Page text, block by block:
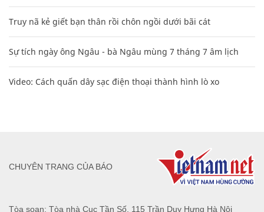
Truy nã kẻ giết bạn thân rồi chôn ngồi dưới bãi cát
Sự tích ngày ông Ngâu - bà Ngâu mùng 7 tháng 7 âm lịch
Video: Cách quấn dây sạc điện thoại thành hình lò xo
Tòa soạn: Tòa nhà Cục Tần Số, 115 Trần Duy Hưng Hà Nội
CHUYÊN TRANG CỦA BÁO